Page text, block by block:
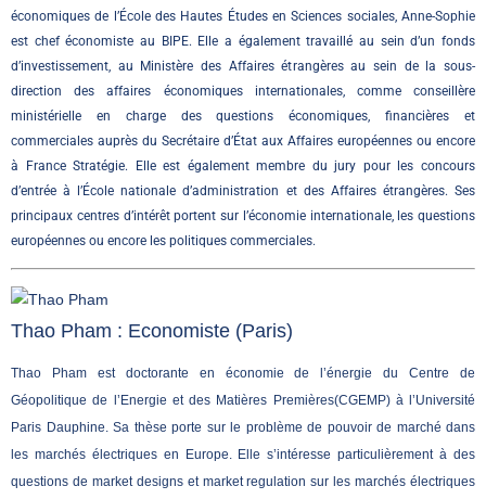
économiques de l’École des Hautes Études en Sciences sociales, Anne-Sophie
est chef économiste au BIPE. Elle a également travaillé au sein d’un fonds
d’investissement, au Ministère des Affaires étrangères au sein de la sous-
direction des affaires économiques internationales, comme conseillère
ministérielle en charge des questions économiques, financières et
commerciales auprès du Secrétaire d’État aux Affaires européennes ou encore
à France Stratégie. Elle est également membre du jury pour les concours
d’entrée à l’École nationale d’administration et des Affaires étrangères. Ses
principaux centres d’intérêt portent sur l’économie internationale, les questions
européennes ou encore les politiques commerciales.
Thao Pham : Economiste (Paris)
Thao Pham est doctorante en économie de l’énergie du Centre de
Géopolitique de l’Energie et des Matières Premières(CGEMP) à l’Université
Paris Dauphine. Sa thèse porte sur le problème de pouvoir de marché dans
les marchés électriques en Europe. Elle s’intéresse particulièrement à des
questions de market designs et market regulation sur les marchés électriques